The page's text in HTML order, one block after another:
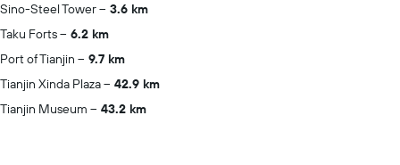
Sino-Steel Tower
3.6 km
Taku Forts
6.2 km
Port of Tianjin
9.7 km
Tianjin Xinda Plaza
42.9 km
Tianjin Museum
43.2 km